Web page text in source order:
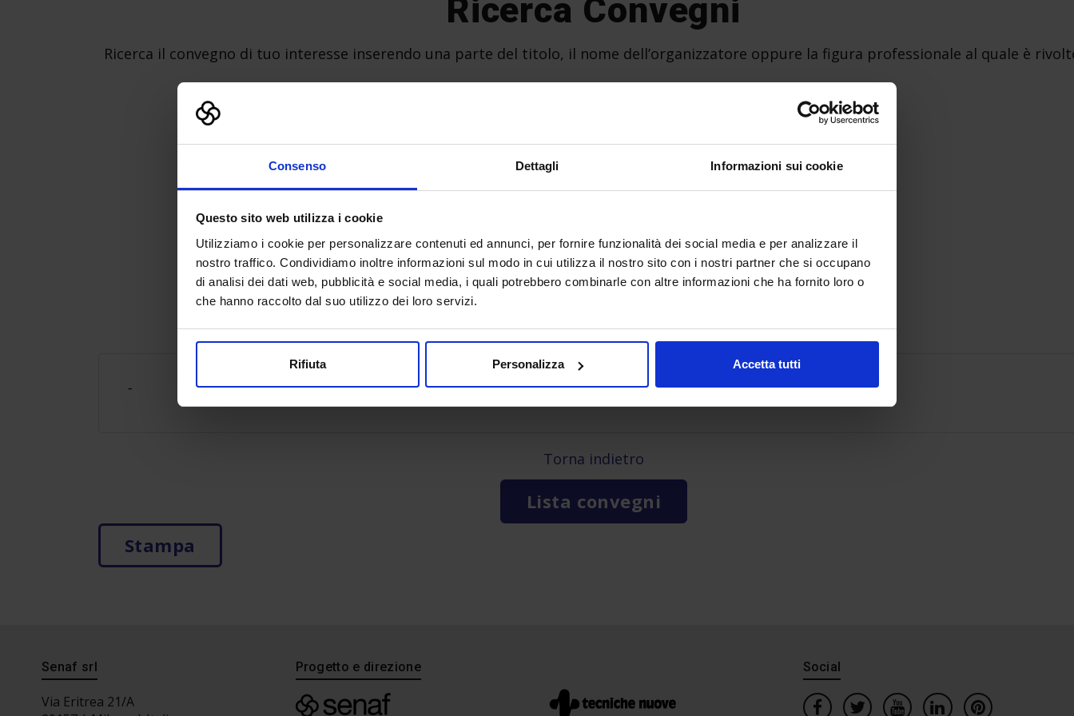
Consenso Dettagli Informazioni sui cookie
Questo sito web utilizza i cookie
Utilizziamo i cookie per personalizzare contenuti ed annunci, per fornire funzionalità dei social media e per analizzare il
nostro traffico. Condividiamo inoltre informazioni sul modo in cui utilizza il nostro sito con i nostri partner che si occupano
di analisi dei dati web, pubblicità e social media, i quali potrebbero combinarle con altre informazioni che ha fornito loro o
che hanno raccolto dal suo utilizzo dei loro servizi.
Rifiuta Personalizza Accetta tutti
Ricerca Convegni
Ricerca il convegno di tuo interesse inserendo una parte del titolo, il nome dell’organizzatore oppure la figura professionale al quale è
Programma convegni:
01/01/1970
-
Torna indietro
Lista convegni
Stampa
Senaf srl
Via Eritrea 21/A
Progetto e direzione Social